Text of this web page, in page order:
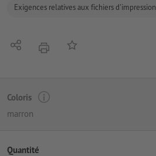
Exigences relatives aux fichiers d'impression
PartagerimprimerAjouter à liste d'article
Coloris
marron
Quantité